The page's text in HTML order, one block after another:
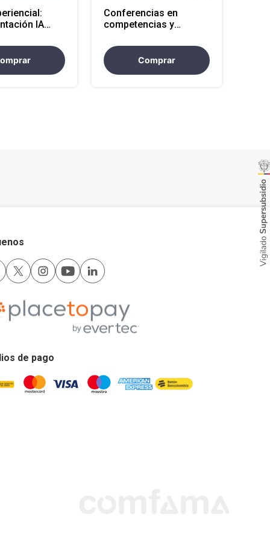
IA
Conferencias en
competencias y
talento 2 horas,
modalidad virtual
Comprar
de pago